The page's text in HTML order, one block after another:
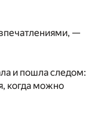
—
и пошла следом:
когда можно